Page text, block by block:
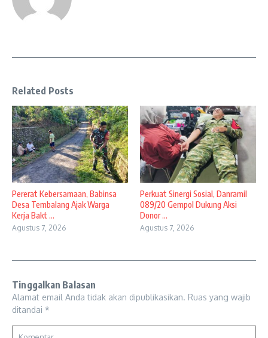
Related Posts
Pererat Kebersamaan, Babinsa
Desa Tembalang Ajak Warga
Kerja Bakt ...
Agustus 7, 2026
Perkuat Sinergi Sosial, Danramil
089/20 Gempol Dukung Aksi
Donor ...
Agustus 7, 2026
Tinggalkan Balasan
Alamat email Anda tidak akan dipublikasikan. Ruas yang wajib
ditandai *